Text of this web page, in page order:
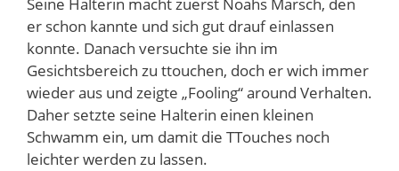
Seine Halterin macht zuerst Noahs Marsch, den
er schon kannte und sich gut drauf einlassen
konnte. Danach versuchte sie ihn im
Gesichtsbereich zu ttouchen, doch er wich immer
wieder aus und zeigte „Fooling“ around Verhalten.
Daher setzte seine Halterin einen kleinen
Schwamm ein, um damit die TTouches noch
leichter werden zu lassen.